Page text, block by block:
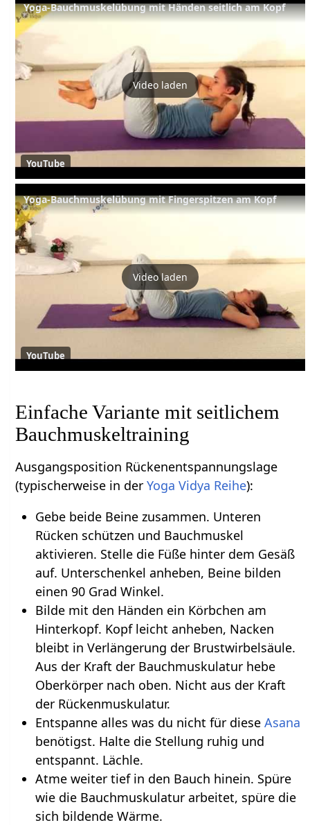
Yoga-Bauchmuskelübung mit Händen seitlich am Kopf
Video laden
YouTube
Yoga-Bauchmuskelübung mit Fingerspitzen am Kopf
Video laden
YouTube
Einfache Variante mit seitlichem
Bauchmuskeltraining
Ausgangsposition Rückenentspannungslage
(typischerweise in derYoga Vidya Reihe):
Gebe beide Beine zusammen. Unteren
Rücken schützen und Bauchmuskel
aktivieren. Stelle die Füße hinter dem Gesäß
auf. Unterschenkel anheben, Beine bilden
einen 90 Grad Winkel.
Bilde mit den Händen ein Körbchen am
Hinterkopf. Kopf leicht anheben, Nacken
bleibt in Verlängerung der Brustwirbelsäule.
Aus der Kraft der Bauchmuskulatur hebe
Oberkörper nach oben. Nicht aus der Kraft
der Rückenmuskulatur.
Entspanne alles was du nicht für diese Asana
benötigst. Halte die Stellung ruhig und
entspannt. Lächle.
Atme weiter tief in den Bauch hinein. Spüre
wie die Bauchmuskulatur arbeitet, spüre die
sich bildende Wärme.